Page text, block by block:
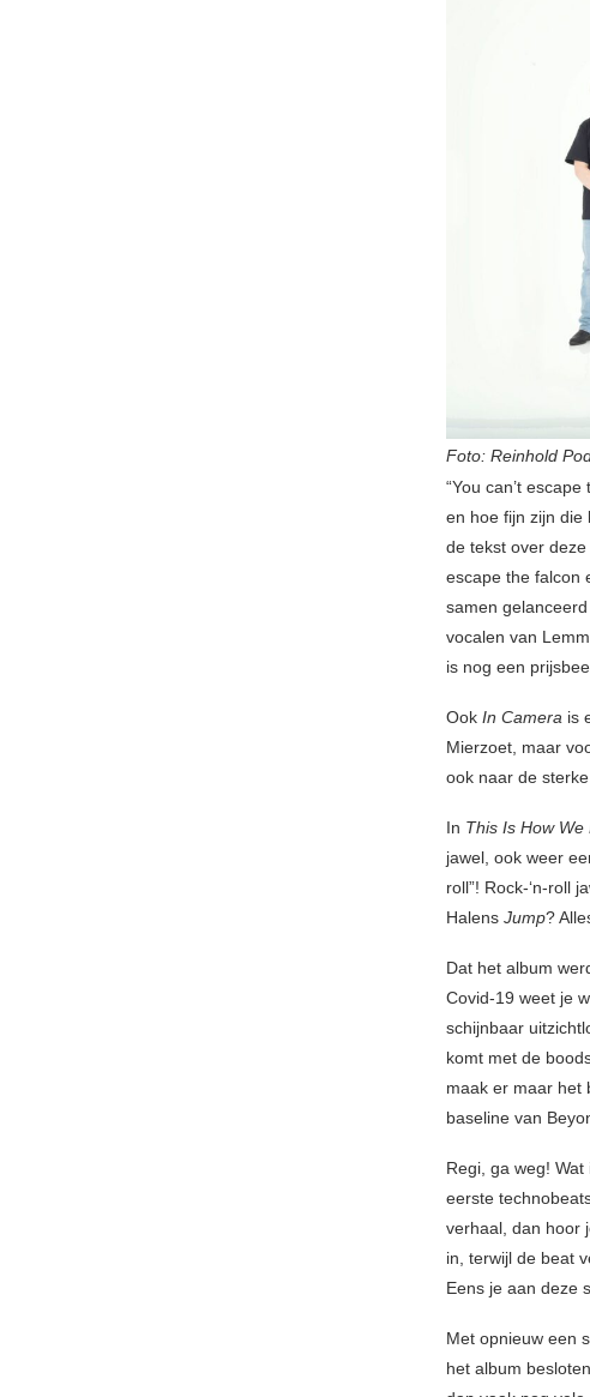
Foto: Reinhold
“You can’t
en hoe fijn zijn die
de tekst over deze
escape the falcon
samen
vocalen van
is nog een
Ook In Camera is
Mierzoet, maar
ook naar de
In This Is How We
jawel, ook weer
roll”! Rock-‘n-roll
Halens Jump?
Dat het album
Covid-19 weet je
schijnbaar
komt met de
maak er maar het
baseline van
Regi, ga weg!
eerste
verhaal, dan hoor
in, terwijl de beat
Eens je aan deze
Met opnieuw een
het album besloten.